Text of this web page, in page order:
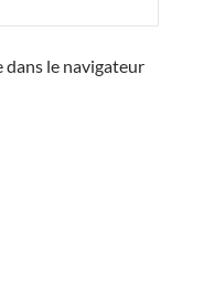
dans le navigateur